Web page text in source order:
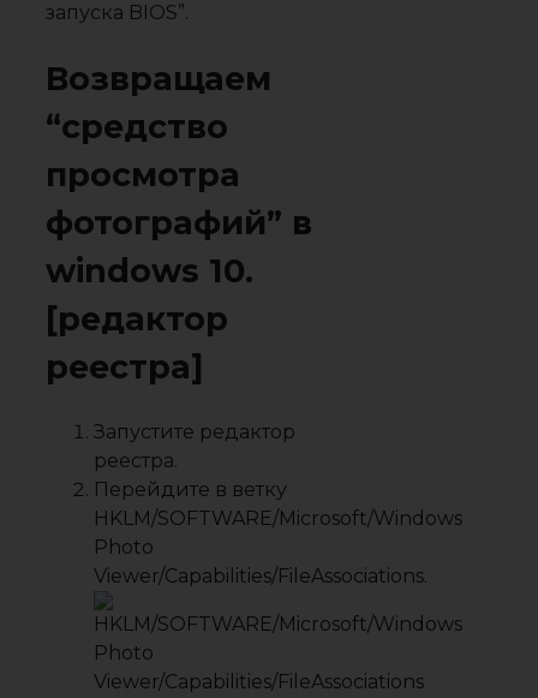
запуска BIOS”.
Возвращаем
“средство
просмотра
фотографий” в
windows 10.
[редактор
реестра]
Запустите редактор
реестра.
Перейдите в ветку
HKLM/SOFTWARE/Microsoft/Windows
Photo
Viewer/Capabilities/FileAssociations.